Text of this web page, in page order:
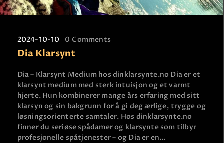
KLARSYNTE
BETALING
VIPPS
JOBBE SOM KLARSYNT
FAQ
KONTAKT OSS
2024-10-10 0 Comments
Dia Klarsynt
Dia – Klarsynt Medium hos dinklarsynte.no Dia er et
klarsynt medium med sterk intuisjon og et varmt
hjerte. Hun kombinerer mange års erfaring med sitt
klarsyn og sin bakgrunn for å gi deg ærlige, trygge og
løsningsorienterte samtaler. Hos dinklarsynte.no
finner du seriøse spådamer og klarsynte som tilbyr
profesjonelle spåtjenester – og Dia er en…